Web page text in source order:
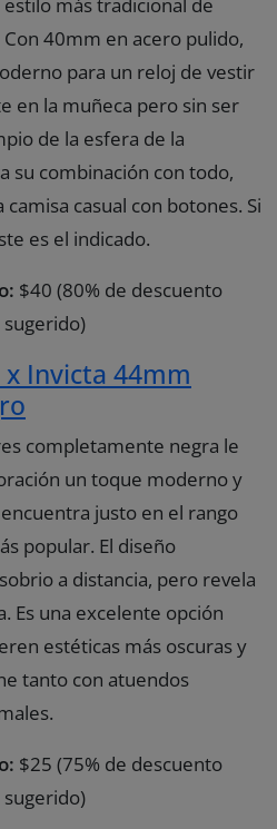
40mm en acero pulido,
para un reloj de vestir
en la muñeca pero sin ser
de la esfera de la
su combinación con todo,
casual con botones. Si
es el indicado.
$40 (80% de descuento
Invicta 44mm
completamente negra le
un toque moderno y
justo en el rango
popular. El diseño
a distancia, pero revela
Es una excelente opción
estéticas más oscuras y
tanto con atuendos
$25 (75% de descuento